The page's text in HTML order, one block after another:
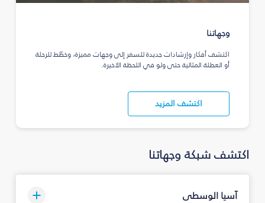
وجهاتنا
اكتشف أفكار وإرشادات جديدة للسفر إلى وجهات مميزة، وخطّط للرحلة
أو العطلة المثالية حتى ولو في اللحظة الأخيرة.
اكتشف المزيد
اكتشف شبكة وجهاتنا
آسيا الوسطى